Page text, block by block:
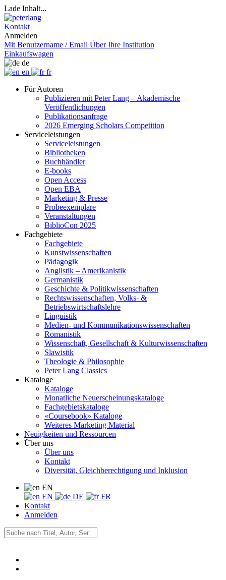
Lade Inhalt...
Kontakt
Anmelden
Mit Benutzername / Email Über Ihre Institution
Einkaufswagen
de
en
fr
Für Autoren
Publizieren mit Peter Lang – Akademische
Veröffentlichungen
Publikationsanfrage
2026 Emerging Scholars Competition
Serviceleistungen
Serviceleistungen
Bibliotheken
Buchhändler
E-books
Open Access
Open EBA
Marketing & Presse
Probeexemplare
Veranstaltungen
BiblioCon 2025
Fachgebiete
Fachgebiete
Kunstwissenschaften
Pädagogik
Anglistik – Amerikanistik
Germanistik
Geschichte & Politikwissenschaften
Rechtswissenschaften, Volks- &
Betriebswirtschaftslehre
Linguistik
Medien- und Kommunikationswissenschaften
Romanistik
Wissenschaft, Gesellschaft & Kulturwissenschaften
Slawistik
Theologie & Philosophie
Peter Lang Classics
Kataloge
Kataloge
Monatliche Neuerscheinungskataloge
Fachgebietskataloge
«Coursebook» Kataloge
Weiteres Marketing Material
Neuigkeiten und Ressourcen
Über uns
Über uns
Kontakt
Diversität, Gleichberechtigung und Inklusion
EN
EN
DE
FR
Kontakt
Anmelden